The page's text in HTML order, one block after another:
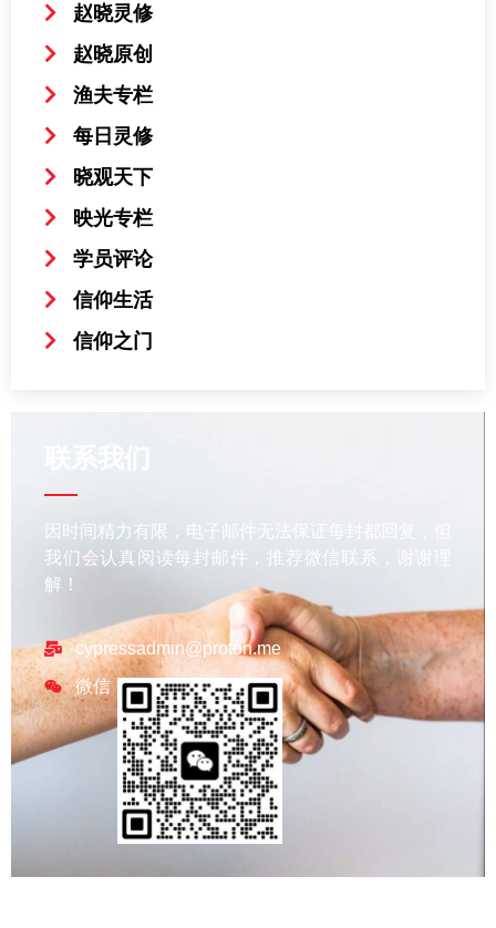
赵晓灵修
赵晓原创
渔夫专栏
每日灵修
晓观天下
映光专栏
学员评论
信仰生活
信仰之门
因时间精力有限，电子邮件无法保证每封都回复，但
我们会认真阅读每封邮件，推荐微信联系，谢谢理
解！
cypressadmin@proton.me
微信